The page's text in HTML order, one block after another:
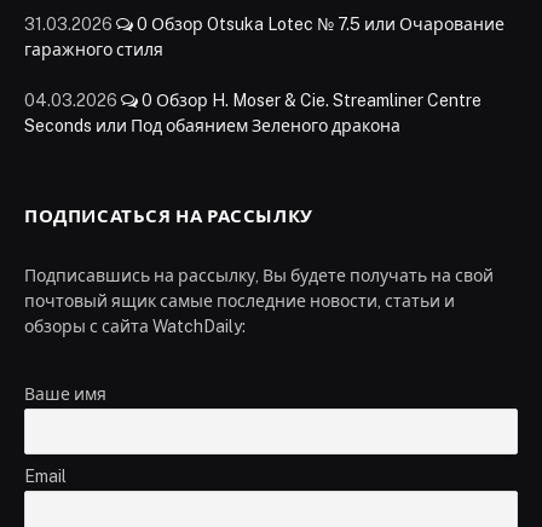
31.03.2026 0 Обзор Otsuka Lotec № 7.5 или Очарование
гаражного стиля
04.03.2026 0 Обзор H. Moser & Cie. Streamliner Centre
Seconds или Под обаянием Зеленого дракона
ПОДПИСАТЬСЯ НА РАССЫЛКУ
Подписавшись на рассылку, Вы будете получать на свой
почтовый ящик самые последние новости, статьи и
обзоры с сайта WatchDaily:
Ваше имя
Email